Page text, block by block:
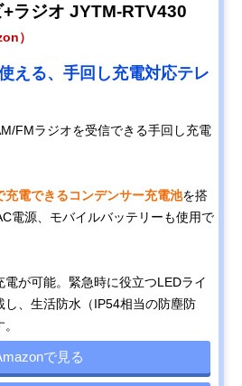
ラジオ JYTM-RTV430
）
える、手回し充電対応テレ
FMラジオを受信できる手回し充電
電できるコンデンサー充電池を搭
電源、モバイルバッテリーも使用で
電が可能。緊急時に役立つLEDライ
し、生活防水（IP54相当の防塵防
で見る